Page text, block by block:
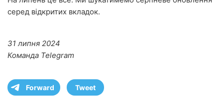
серед відкритих вкладок.
31 липня 2024
Команда Telegram
Forward Tweet